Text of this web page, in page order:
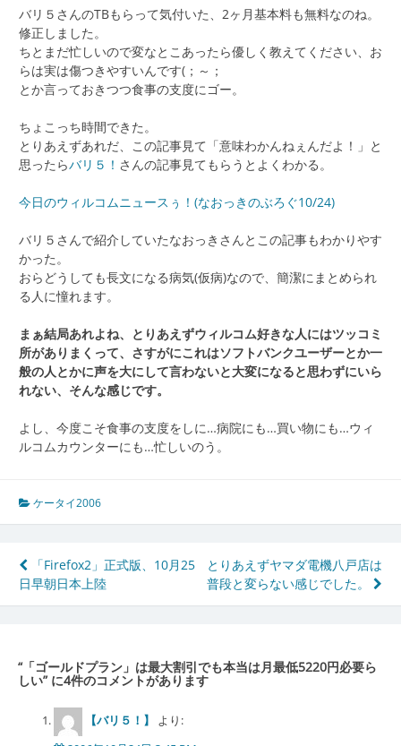
バリ５さんのTBもらって気付いた、2ヶ月基本料も無料なのね。
修正しました。
ちとまだ忙しいので変なとこあったら優しく教えてください、お
らは実は傷つきやすいんです(；～；
とか言っておきつつ食事の支度にゴー。
ちょこっち時間できた。
とりあえずあれだ、この記事見て「意味わかんねぇんだよ！」と
思ったらバリ５！ さんの記事見てもらうとよくわかる。
今日のウィルコムニュースぅ！(なおっきのぶろぐ10/24)
バリ５さんで紹介していたなおっきさんとこの記事もわかりやす
かった。
おらどうしても長文になる病気(仮病)なので、簡潔にまとめられ
る人に憧れます。
まぁ結局あれよね、とりあえずウィルコム好きな人にはツッコミ
所がありまくって、さすがにこれはソフトバンクユーザーとか一
般の人とかに声を大にして言わないと大変になると思わずにいら
れない、そんな感じです。
よし、今度こそ食事の支度をしに…病院にも…買い物にも…ウィ
ルコムカウンターにも…忙しいのう。
ケータイ2006
投
稿
ビ
ゲ
ー
「Firefox2」正式版、10月25
日早朝日本上陸
とりあえずヤマダ電機八戸店は
普段と変らない感じでした。
“「ゴールドプラン」は最大割引でも本当は月最低5220円必要ら
しい” に4件のコメントがあります
【バリ５！】
より: